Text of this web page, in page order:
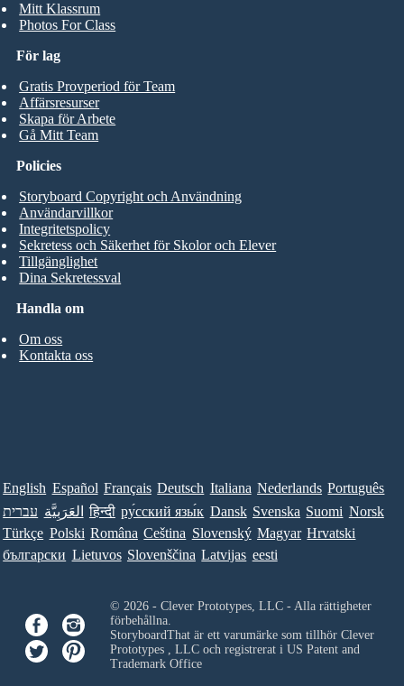
Mitt Klassrum
Photos For Class
För lag
Gratis Provperiod för Team
Affärsresurser
Skapa för Arbete
Gå Mitt Team
Handla om
Om oss
Kontakta oss
Policies
Storyboard Copyright och Användning
Användarvillkor
Integritetspolicy
Sekretess och Säkerhet för Skolor och Elever
Tillgänglighet
Dina Sekretessval
English Español Français Deutsch Italiana Nederlands Português
עברית العَرَبِيَّة हिन्दी ру́сский язы́к Dansk Svenska Suomi Norsk
Türkçe Polski Româna Ceština Slovenský Magyar Hrvatski
български Lietuvos Slovenščina Latvijas eesti
© 2026 - Clever Prototypes, LLC - Alla rättigheter
förbehållna.
StoryboardThat är ett varumärke som tillhör Clever
Prototypes , LLCoch registrerat i US Patent and
Trademark Office